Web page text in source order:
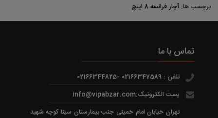
برچسب ها: آچار فرانسه 8 اینچ
تماس با ما
تلفن : 02166347589 -02166344825
پست الکترونیک:info@vipabzar.com
تهران خیابان امام خمینی جنب بیمارستان سینا کوچه شهید